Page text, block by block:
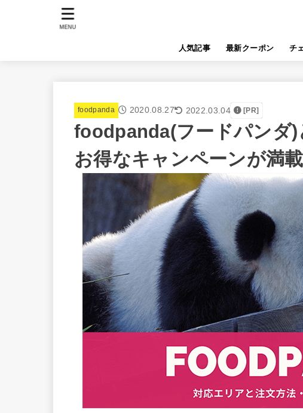
人気記事 最新クーポン チ
MENU
foodpanda 2020.08.27 2022.03.04 [PR]
foodpanda(フードパンダ)
お得なキャンペーンが満載